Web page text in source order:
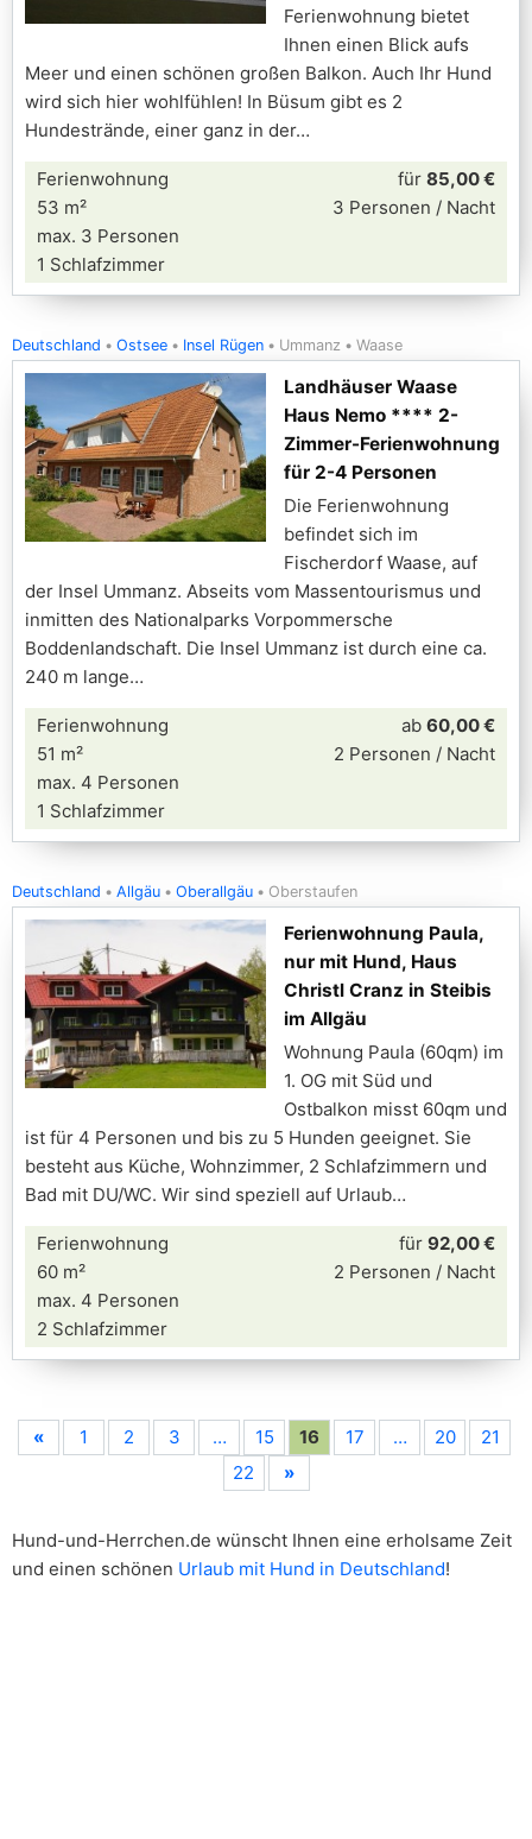
Ferienwohnung bietet
Ihnen einen Blick aufs
Meer und einen schönen großen Balkon. Auch Ihr Hund
wird sich hier wohlfühlen! In Büsum gibt es 2
Hundestrände, einer ganz in der
Ferienwohnung
53 m²
max. 3 Personen
1 Schlafzimmer
für 85,00 €
3 Personen / Nacht
Deutschland Ostsee Insel Rügen Ummanz Waase
Landhäuser Waase
Haus Nemo **** 2-
Zimmer-Ferienwohnung
für 2-4 Personen
Die Ferienwohnung
befindet sich im
Fischerdorf Waase, auf
der Insel Ummanz. Abseits vom Massentourismus und
inmitten des Nationalparks Vorpommersche
Boddenlandschaft. Die Insel Ummanz ist durch eine ca.
240 m lange
Ferienwohnung
51 m²
max. 4 Personen
1 Schlafzimmer
ab 60,00 €
2 Personen / Nacht
Deutschland Allgäu Oberallgäu Oberstaufen
Ferienwohnung Paula,
nur mit Hund, Haus
Christl Cranz in Steibis
im Allgäu
Wohnung Paula (60qm) im
1. OG mit Süd und
Ostbalkon misst 60qm und
ist für 4 Personen und bis zu 5 Hunden geeignet. Sie
besteht aus Küche, Wohnzimmer, 2 Schlafzimmern und
Bad mit DU/WC. Wir sind speziell auf Urlaub
Ferienwohnung
60 m²
max. 4 Personen
2 Schlafzimmer
für 92,00 €
2 Personen / Nacht
« 1 2 3 … 15 16 17 … 20
21
22
»
Hund-und-Herrchen.de wünscht Ihnen eine erholsame Zeit
und einen schönen Urlaub mit Hund in Deutschland!